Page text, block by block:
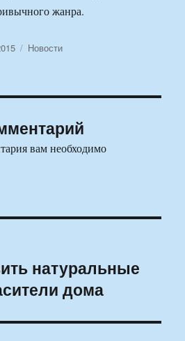
жанра.
Рубрики
Новости
вам необходимо
натуральные
дома